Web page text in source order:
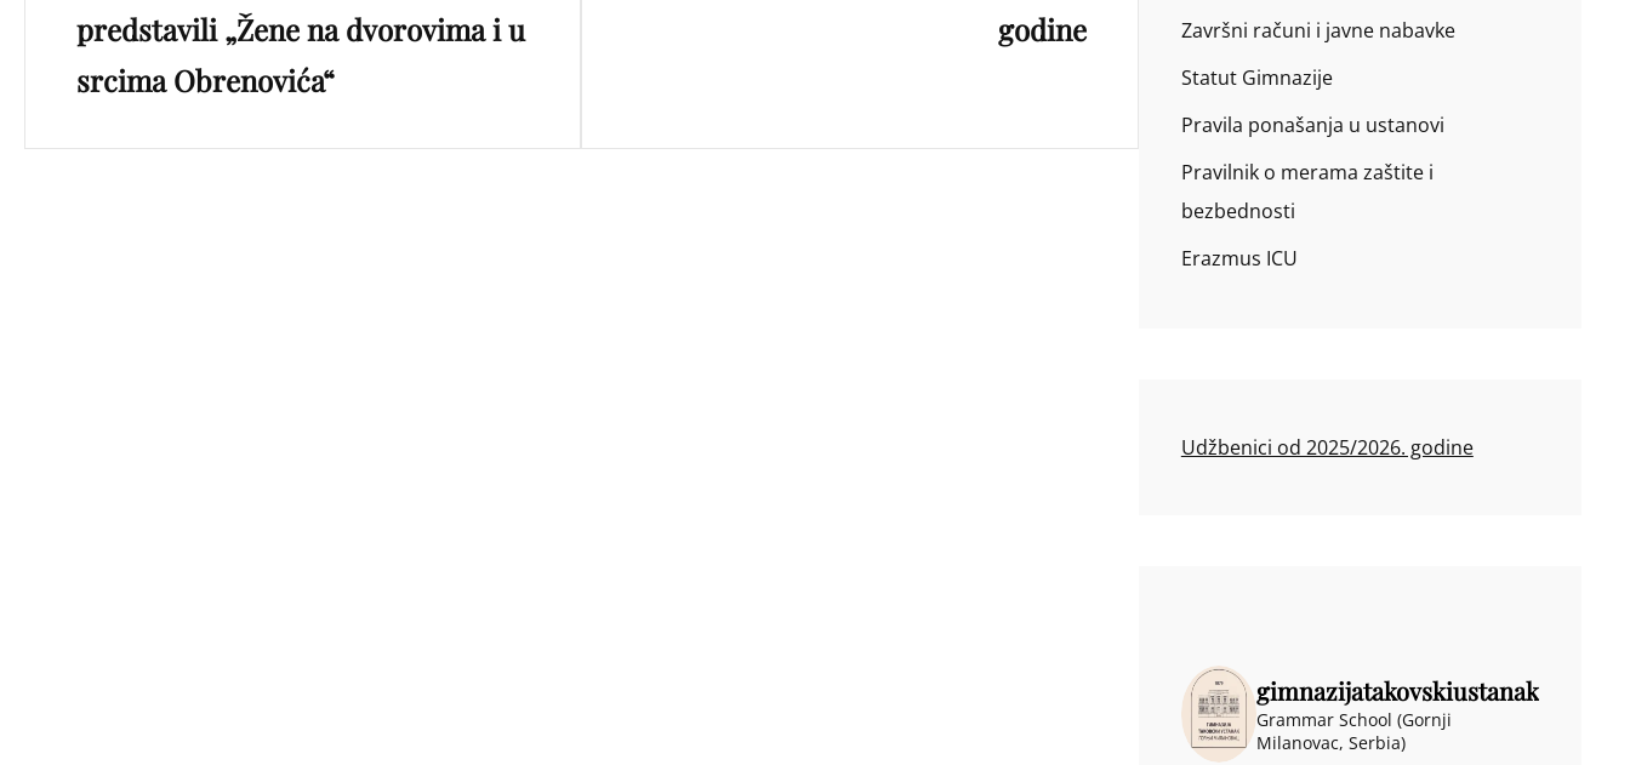
predstavili „Žene na dvorovima i u
srcima Obrenovića“
godine
Završni računi i javne nabavke
Statut Gimnazije
Pravila ponašanja u ustanovi
Pravilnik o merama zaštite i
bezbednosti
Erazmus ICU
Udžbenici od 2025/2026. godine
gimnazijatakovskiustanak
Grammar School (Gornji
Milanovac, Serbia)